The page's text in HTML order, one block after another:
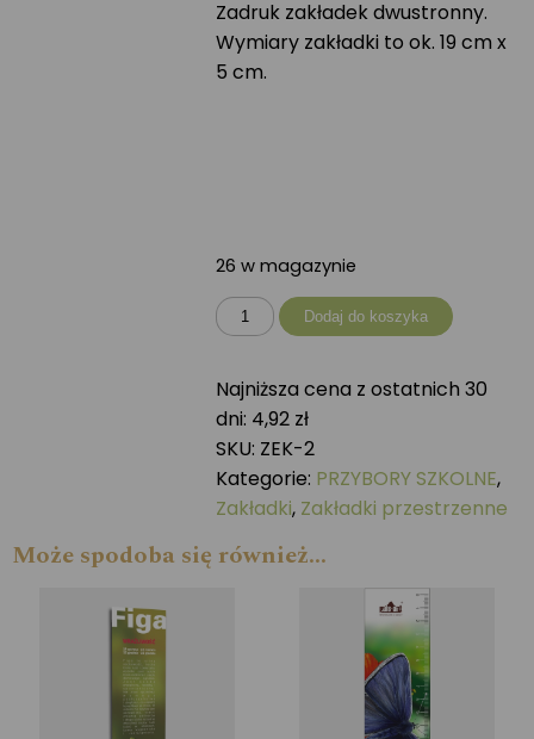
Zadruk zakładek dwustronny.
Wymiary zakładki to ok. 19 cm x
5 cm.
26 w magazynie
ilość
Zakładka
WILK
Dodaj do koszyka
Najniższa cena z ostatnich 30
dni: 4,92 zł
SKU: ZEK-2
Kategorie: PRZYBORY SZKOLNE,
Zakładki, Zakładki przestrzenne
Może spodoba się również…